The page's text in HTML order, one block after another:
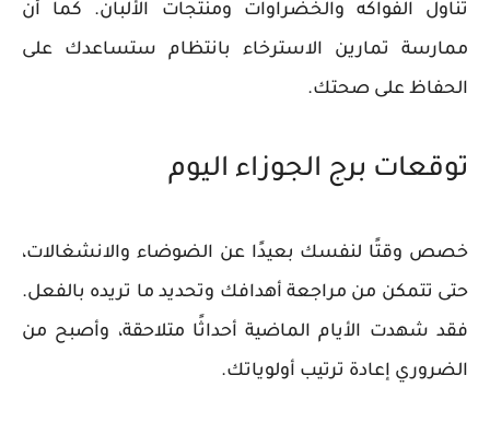
تناول الفواكه والخضراوات ومنتجات الألبان. كما أن
ممارسة تمارين الاسترخاء بانتظام ستساعدك على
الحفاظ على صحتك.
توقعات برج الجوزاء اليوم
خصص وقتًا لنفسك بعيدًا عن الضوضاء والانشغالات،
حتى تتمكن من مراجعة أهدافك وتحديد ما تريده بالفعل.
فقد شهدت الأيام الماضية أحداثًا متلاحقة، وأصبح من
الضروري إعادة ترتيب أولوياتك.